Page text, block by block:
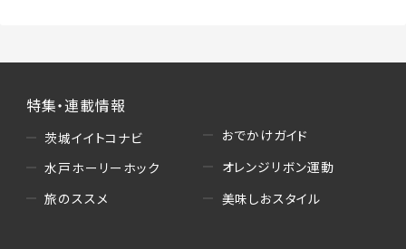
特集・連載情報
茨城イイトコナビ
水戸ホーリーホック
旅のススメ
おでかけガイド
オレンジリボン運動
美味しおスタイル